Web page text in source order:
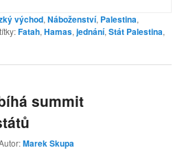
východ,Náboženství, Palestina,
Fatah,Hamas,jednání,Stát Palestina,
summit
Marek Skupa